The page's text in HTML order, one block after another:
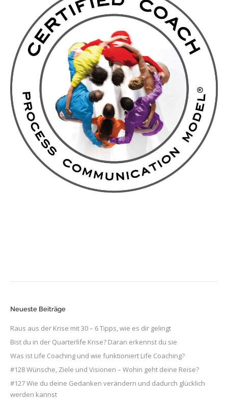
Neueste Beiträge
Raus aus der Krise mit 30 – 6 Tipps, wie es dir gelingt
Bist du in der Quarterlife Krise? Daran erkennst du sie
Was ist Life Coaching und wie funktioniert Life Coaching?
#128 Wünsche, Ziele und Visionen – Wohin geht deine Reise?
#127 Wie du deine Gedanken verändern und dadurch glücklich
werden kannst